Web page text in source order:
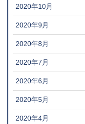
2020年10月
2020年9月
2020年8月
2020年7月
2020年6月
2020年5月
2020年4月